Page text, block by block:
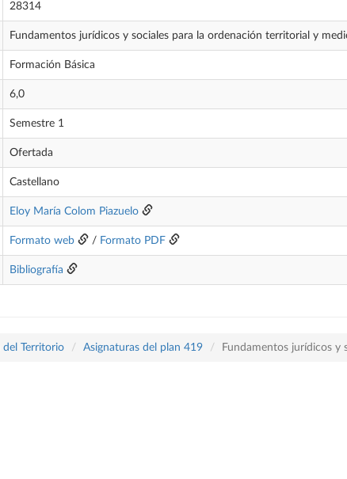
28314
Fundamentos jurídicos y sociales para la ordenación territorial y
Formación Básica
6,0
Semestre 1
Ofertada
Castellano
Eloy María Colom Piazuelo
Formato web / Formato PDF
Bibliografía
del Territorio Asignaturas del plan 419 Fundamentos jurídicos y